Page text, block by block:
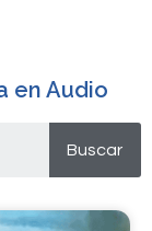
en Audio
Buscar